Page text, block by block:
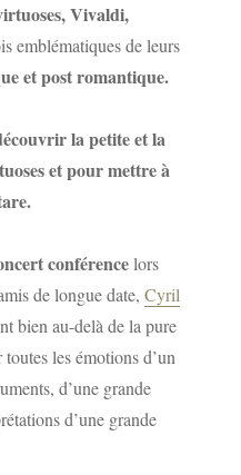
Vivaldi,
emblématiques de leurs
et post romantique.
la petite et la
et pour mettre à
conférencelors
de longue date,Cyril
bien au-delà de la pure
les émotions d’un
d’une grande
d’une grande